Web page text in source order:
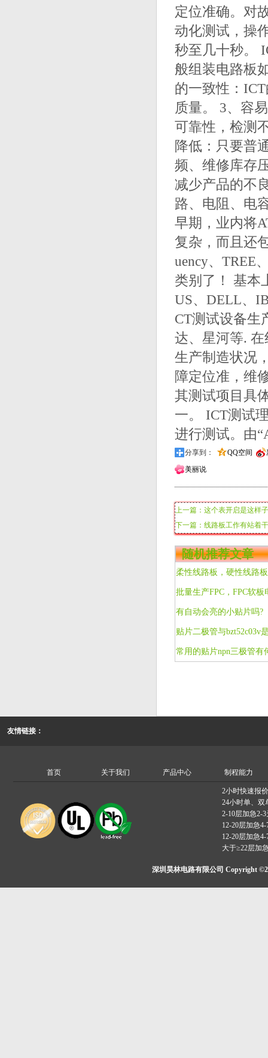
定位准确。对
动化测试，操
秒至几十秒。
般组装电路板
的一致性：
质量。 3、容
可靠性，检测
降低：只要普
频、维修库存
减少产品的不
路、电阻、电
早期，业内将
复杂，而且还
uency、TREE
类别了！ 基本
US、DELL、
CT测试设备生
达、星河等.
生产制造状况
障定位准，维
其测试项目具
一。 ICT测试
进行测试。由
分享到： QQ空间
美丽说
上一篇：这个表开启是这样
下一篇：线路板工作有站着
随机推荐文章
柔性线路板，硬性线路
有自动会亮的小贴片吗?
贴片二极管与bzt52c03v
常用的贴片npn三极管有
友情链接：
首页 关于我们 产品中心 制程能力
2小时快速报价
24小时单、双
2-10层加急2-3
12-20层加急4-
12-20层加急4-
大于≥22层加
深圳昊林电路有限公司 Copyright